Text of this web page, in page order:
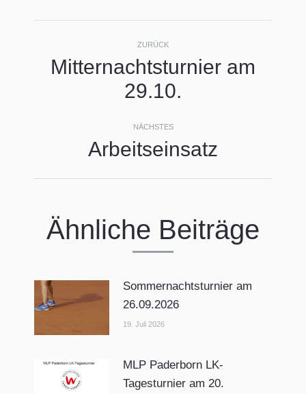
ZURÜCK
Vorheriger
Beitrag:
Mitternachtsturnier am
29.10.
NÄCHSTES
Nächster
Arbeitseinsatz
Ähnliche Beiträge
Sommernachtsturnier am
26.09.2026
19. Juli 2026
MLP Paderborn LK-
Tagesturnier am 20.